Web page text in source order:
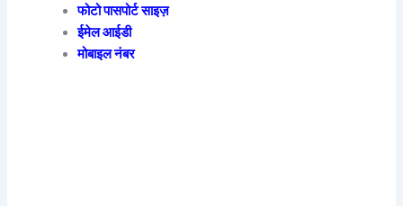
फोटो पासपोर्ट साइज़
ईमेल आईडी
मोबाइल नंबर